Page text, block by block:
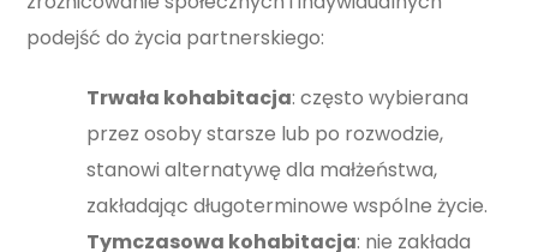
podejść do życia partnerskiego:
Trwała kohabitacja: często wybierana
przez osoby starsze lub po rozwodzie,
stanowi alternatywę dla małżeństwa,
zakładając długoterminowe wspólne życie.
Tymczasowa kohabitacja: nie zakłada